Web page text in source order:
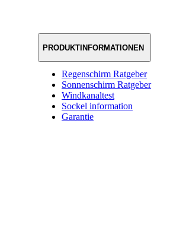
PRODUKTINFORMATIONEN
Regenschirm Ratgeber
Sonnenschirm Ratgeber
Windkanaltest
Sockel information
Garantie